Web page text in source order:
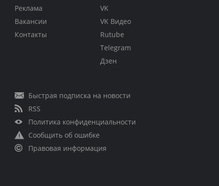
Реклама
Вакансии
Контакты
VK
VK Видео
Rutube
Telegram
Дзен
Быстрая подписка на новости
RSS
Политика конфиденциальности
Сообщить об ошибке
Правовая информация